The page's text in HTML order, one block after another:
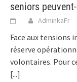
seniors
AdminkaFr
Face aux tensions
réserve
volontaires. Pour
[...]